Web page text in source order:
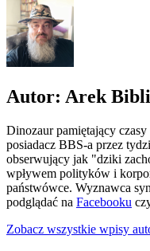
Autor: Arek
Dinozaur pamiętający
posiadacz BBS-a przez
obserwujący jak "dziki
wpływem polityków i
państwówce. Wyznawca
podglądać na Facebooku
Zobacz wszystkie wpisy